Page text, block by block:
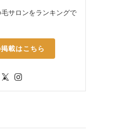
サロンをランキングで
載はこちら